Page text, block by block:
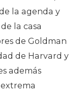
la agenda y
la casa
de Goldman
de Harvard y
además